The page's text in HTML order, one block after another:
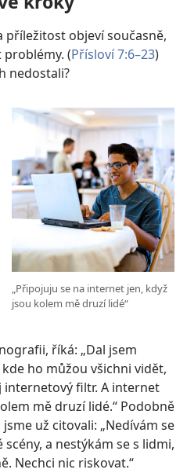
příležitost objeví současně,
(Přísloví 7:6–23)
nedostali?
„Připojuju se na internet jen, když
jsou kolem mě druzí lidé“
říká: „Dal jsem
ho můžou všichni vidět,
internetový filtr. A internet
mě druzí lidé.“ Podobně
už citovali: „Nedívám se
a nestýkám se s lidmi,
Nechci nic riskovat.“